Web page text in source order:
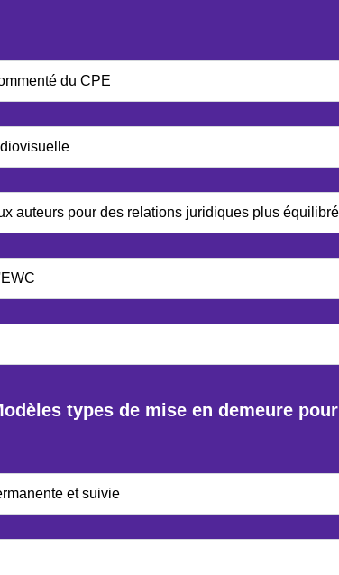
du CPE
auteurs pour des relations juridiques plus
types de mise en demeure
et suivie